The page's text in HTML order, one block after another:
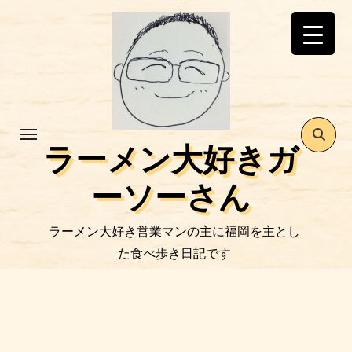
ラーメン大好きガ
ーソーさん
ラーメン大好き営業マンの主に福岡を主とし
た食べ歩き日記です